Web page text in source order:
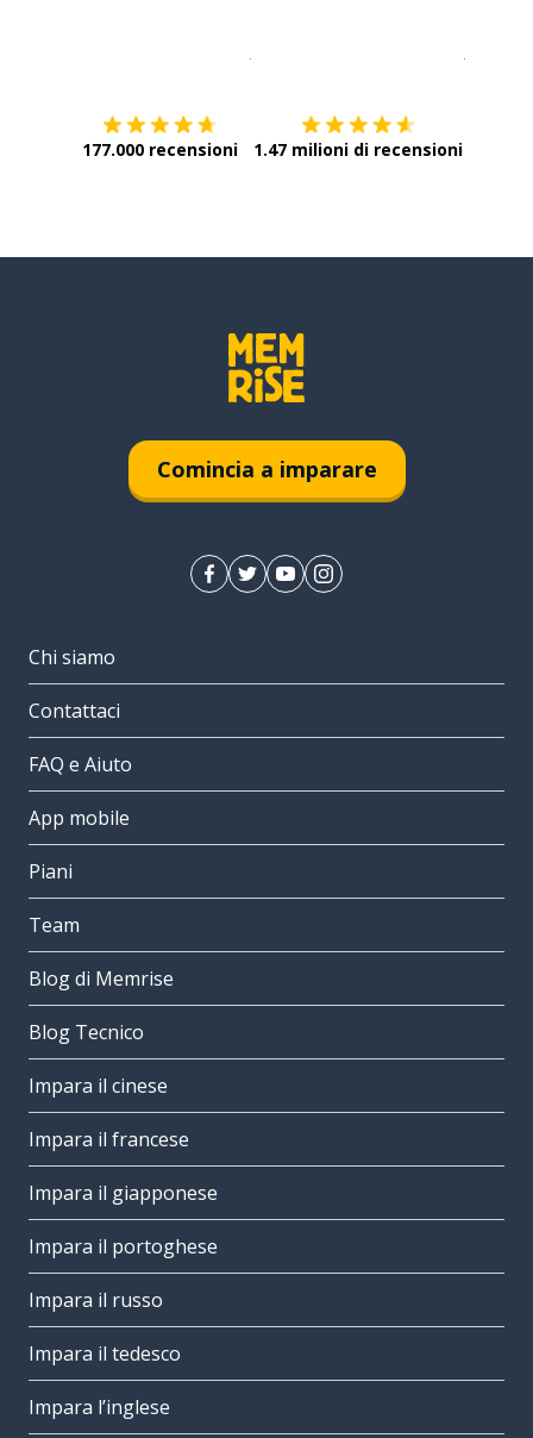
177.000 recensioni 1.47 milioni di recensioni
Comincia a imparare
Chi siamo
Contattaci
FAQ e Aiuto
App mobile
Piani
Team
Blog di Memrise
Blog Tecnico
Impara il cinese
Impara il francese
Impara il giapponese
Impara il portoghese
Impara il russo
Impara il tedesco
Impara l’inglese